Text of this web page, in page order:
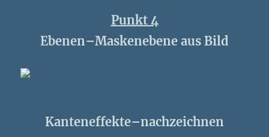
Punkt 4
Ebenen–Maskenebene aus Bild
Kanteneffekte–nachzeichnen